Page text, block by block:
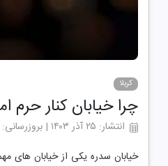
کربلا
چرا خیابان کنار
انتشار: ۲۵ آذر ۱۴۰۳ | بروزرسانی: ۲۵ آذر ۱۴۰۳
خیابان سدره یکی از خیابان های